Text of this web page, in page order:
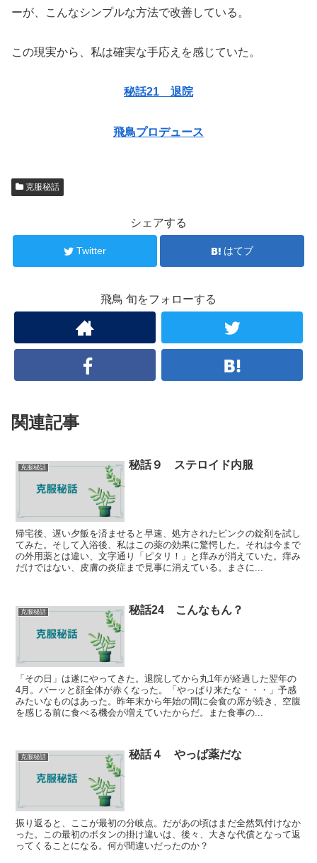
ーが、こんなシンプルな方法で改善している。
この現実から、私は確実な手応えを感じていた。
秘話21 退院
飛鳥プロデュース
克服秘話
シェアする
Twitter はてブ
飛鳥 旬をフォローする
関連記事
克服秘話 秘話９ ステロイド内服
帰宅後、遅い夕飯を済ませると早速、処方されたピンクの錠剤を試し
てみた。そして入浴後、私はこの薬の効果に驚愕した。それは今まで
の外用薬とは違い、文字通り「ピタリ！」と痒みが消えていた。痒み
だけではない、皮膚の炎症まで見事に消えている。まさに...
克服秘話 秘話24 こんなもん？
「その日」は遂にやってきた。退院してから丸1年が経過した翌年の
4月。バーッと顔全体が赤くなった。「やっぱり来たな・・・」予感
みたいなものはあった。昨年末から年始の間に会食の席が続き、空腹
を感じる前に食べる機会が増えていたからだ。また食事の...
克服秘話 秘話４ やっぱ薬だな
振り返ると、ここが最初の分岐点。だがあの頃はまだ全然気付けなか
った。この最初のボタンの掛け違いは、後々、大きな代償となって返
ってくることになる。何が間違いだったのか？